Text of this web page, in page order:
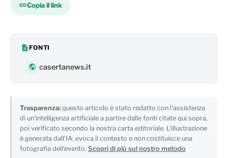
Copia il link
FONTI
casertanews.it
Trasparenza: questo articolo è stato redatto con l'assistenza
di un'intelligenza artificiale a partire dalle fonti citate qui sopra,
poi verificato secondo la nostra carta editoriale. L'illustrazione
è generata dall'IA: evoca il contesto e non costituisce una
fotografia dell'evento. Scopri di più sul nostro metodo